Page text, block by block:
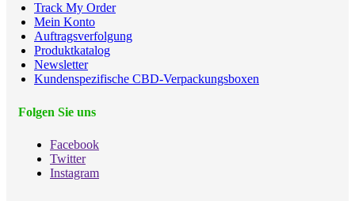
Track My Order
Mein Konto
Auftragsverfolgung
Produktkatalog
Newsletter
Kundenspezifische CBD-Verpackungsboxen
Folgen Sie uns
Facebook
Twitter
Instagram